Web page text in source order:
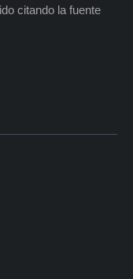
citando la fuente